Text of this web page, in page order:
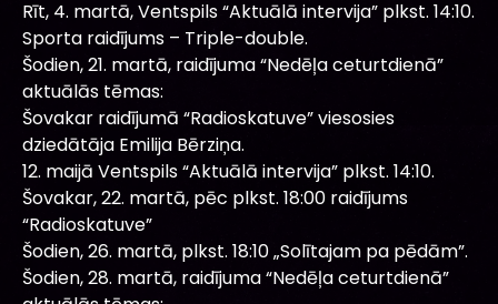
Rīt, 4. martā, Ventspils “Aktuālā intervija” plkst. 14:10.
Sporta raidījums – Triple-double.
Šodien, 21. martā, raidījuma “Nedēļa ceturtdienā”
aktuālās tēmas:
Šovakar raidījumā “Radioskatuve” viesosies
dziedātāja Emilija Bērziņa.
12. maijā Ventspils “Aktuālā intervija” plkst. 14:10.
Šovakar, 22. martā, pēc plkst. 18:00 raidījums
“Radioskatuve”
Šodien, 26. martā, plkst. 18:10 „Solītajam pa pēdām”.
Šodien, 28. martā, raidījuma “Nedēļa ceturtdienā”